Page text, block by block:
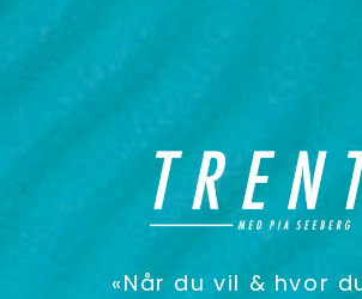
«Når du vil & hvor